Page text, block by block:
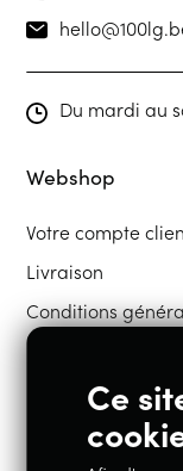
Du mardi au
Webshop
Votre compte
Livraison
Conditions
Restons en
Ce